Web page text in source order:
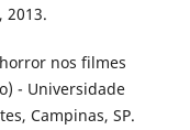
2013.
horror nos filmes
- Universidade
Campinas, SP.